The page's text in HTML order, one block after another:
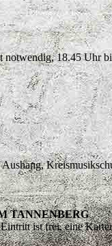
18.45 Uhr
TANNENBERG
ist frei, eine